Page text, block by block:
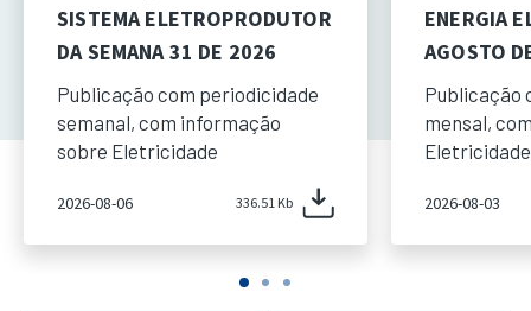
SISTEMA ELETROPRODUTOR
DA SEMANA 31 DE 2026
Publicação com periodicidade
semanal, com informação
sobre Eletricidade
2026-08-06 336.51 Kb
ENERGIA
AGOSTO
Publicação
mensal,
Eletricidade
2026-08-03